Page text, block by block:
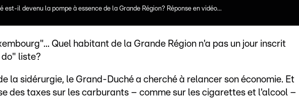
est-il devenu la pompe à essence de la Grande Région? Réponse en vidéo...
Quel habitant de la Grande Région n'a pas un jour inscrit
liste?
la sidérurgie, le Grand-Duché a cherché à relancer son économie. Et
des taxes sur les carburants – comme sur les cigarettes et l'alcool –